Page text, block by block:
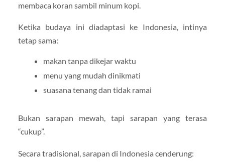
membaca koran sambil minum kopi.
Ketika budaya ini diadaptasi ke Indonesia, intinya
tetap sama:
makan tanpa dikejar waktu
menu yang mudah dinikmati
suasana tenang dan tidak ramai
Bukan sarapan mewah, tapi sarapan yang terasa
“cukup”.
Secara tradisional, sarapan di Indonesia cenderung: